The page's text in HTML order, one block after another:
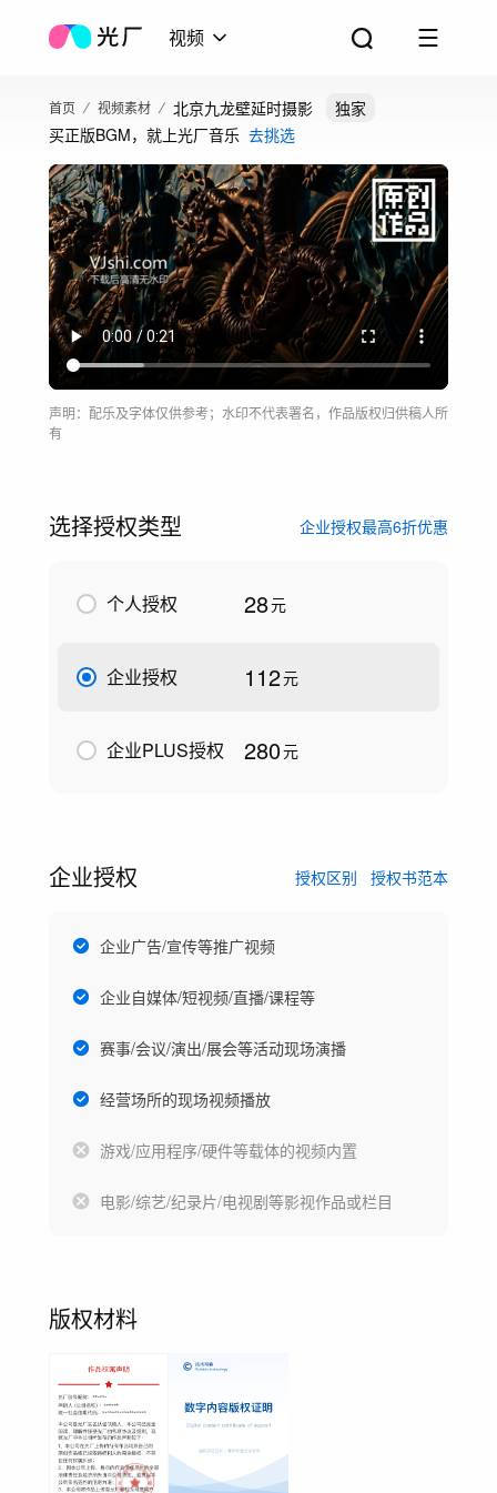
视频
首页 视频素材 北京九龙壁延时摄影
独家
买正版BGM，就上光厂音乐 去挑选
声明：配乐及字体仅供参考；水印不代表署名，作品版权归供稿人所
有
选择授权类型 企业授权最高6折优惠
个人授权 28元
企业授权 112元
企业PLUS授权 280元
企业授权 授权区别 授权书范本
企业广告/宣传等推广视频
企业自媒体/短视频/直播/课程等
赛事/会议/演出/展会等活动现场演播
经营场所的现场视频播放
游戏/应用程序/硬件等载体的视频内置
电影/综艺/纪录片/电视剧等影视作品或栏目
版权材料